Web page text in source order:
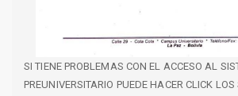
SI TIENE PROBLEMAS CON EL ACCESO AL
PREUNIVERSITARIO PUEDE HACER CLICK LOS